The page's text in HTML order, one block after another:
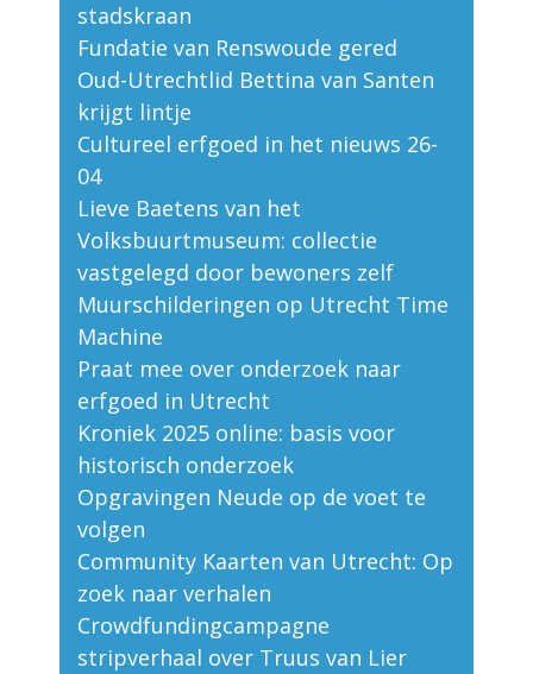
stadskraan
Fundatie van Renswoude gered
Oud-Utrechtlid Bettina van Santen
krijgt lintje
Cultureel erfgoed in het nieuws 26-
04
Lieve Baetens van het
Volksbuurtmuseum: collectie
vastgelegd door bewoners zelf
Muurschilderingen op Utrecht Time
Machine
Praat mee over onderzoek naar
erfgoed in Utrecht
Kroniek 2025 online: basis voor
historisch onderzoek
Opgravingen Neude op de voet te
volgen
Community Kaarten van Utrecht: Op
zoek naar verhalen
Crowdfundingcampagne
stripverhaal over Truus van Lier